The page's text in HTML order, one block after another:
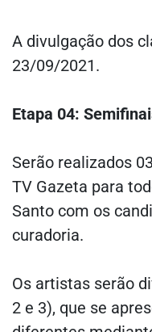
A divulgação dos
23/09/2021.
Etapa 04:
Serão realizados
TV Gazeta para
Santo com os
curadoria.
Os artistas serão
2 e 3), que se